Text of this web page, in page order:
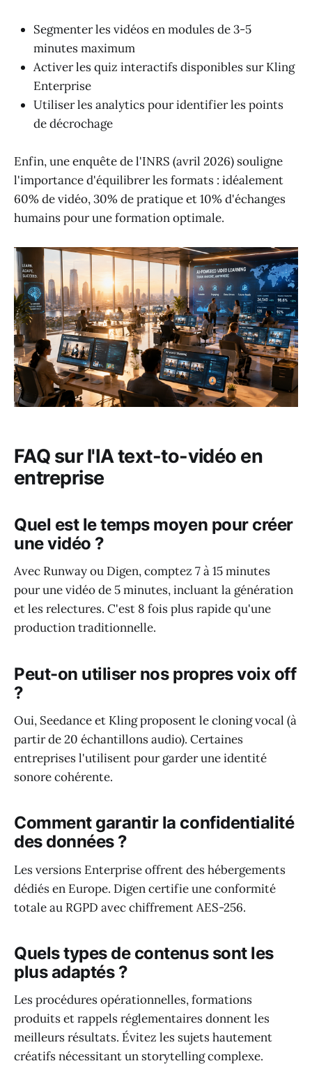
Segmenter les vidéos en modules de 3-5
minutes maximum
Activer les quiz interactifs disponibles sur Kling
Enterprise
Utiliser les analytics pour identifier les points
de décrochage
Enfin, une enquête de l'INRS (avril 2026) souligne
l'importance d'équilibrer les formats : idéalement
60% de vidéo, 30% de pratique et 10% d'échanges
humains pour une formation optimale.
FAQ sur l'IA text-to-vidéo en
entreprise
Quel est le temps moyen pour créer
une vidéo ?
Avec Runway ou Digen, comptez 7 à 15 minutes
pour une vidéo de 5 minutes, incluant la génération
et les relectures. C'est 8 fois plus rapide qu'une
production traditionnelle.
Peut-on utiliser nos propres voix off
?
Oui, Seedance et Kling proposent le cloning vocal (à
partir de 20 échantillons audio). Certaines
entreprises l'utilisent pour garder une identité
sonore cohérente.
Comment garantir la confidentialité
des données ?
Les versions Enterprise offrent des hébergements
dédiés en Europe. Digen certifie une conformité
totale au RGPD avec chiffrement AES-256.
Quels types de contenus sont les
plus adaptés ?
Les procédures opérationnelles, formations
produits et rappels réglementaires donnent les
meilleurs résultats. Évitez les sujets hautement
créatifs nécessitant un storytelling complexe.